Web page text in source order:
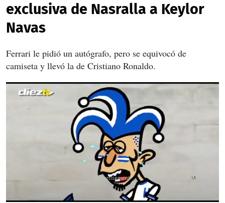
exclusiva de Nasralla a Keylor
Navas
Ferrari le pidió un autógrafo, pero se equivocó de
camiseta y llevó la de Cristiano Ronaldo.
X